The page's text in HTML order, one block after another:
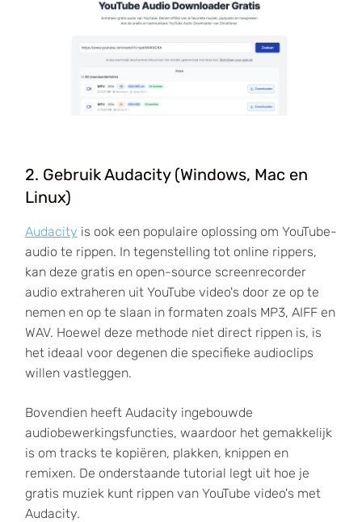
2. Gebruik Audacity (Windows, Mac en
Linux)
Audacity is ook een populaire oplossing om YouTube-
audio te rippen. In tegenstelling tot online rippers,
kan deze gratis en open-source screenrecorder
audio extraheren uit YouTube video's door ze op te
nemen en op te slaan in formaten zoals MP3, AIFF en
WAV. Hoewel deze methode niet direct rippen is, is
het ideaal voor degenen die specifieke audioclips
willen vastleggen.
Bovendien heeft Audacity ingebouwde
audiobewerkingsfuncties, waardoor het gemakkelijk
is om tracks te kopiëren, plakken, knippen en
remixen. De onderstaande tutorial legt uit hoe je
gratis muziek kunt rippen van YouTube video's met
Audacity.